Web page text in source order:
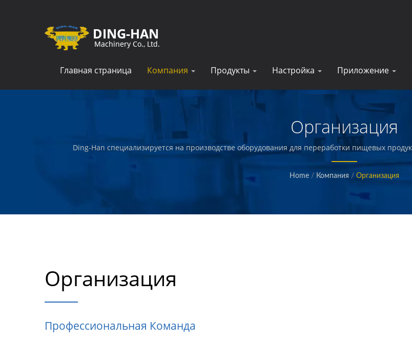
Главная страница Компания Продукты Настройка Приложение
Организация
Ding-Han специализируется на производстве оборудования для переработки пищевых
которые создают и упаковывают готовые мясные изделия, овощи и морепродукты, картофель
продукты питания.
Home / Компания / Организация
Организация
Профессиональная Команда